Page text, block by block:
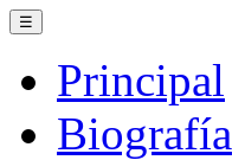
☰
Principal
Biografía